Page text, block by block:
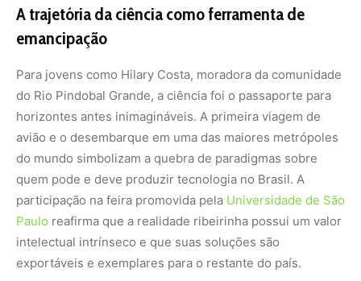
A trajetória da ciência como ferramenta de
emancipação
Para jovens como Hilary Costa, moradora da comunidade
do Rio Pindobal Grande, a ciência foi o passaporte para
horizontes antes inimagináveis. A primeira viagem de
avião e o desembarque em uma das maiores metrópoles
do mundo simbolizam a quebra de paradigmas sobre
quem pode e deve produzir tecnologia no Brasil. A
participação na feira promovida pela Universidade de São
Paulo reafirma que a realidade ribeirinha possui um valor
intelectual intrínseco e que suas soluções são
exportáveis e exemplares para o restante do país.